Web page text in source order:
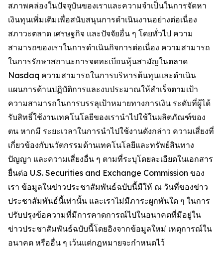
สภาพคล่องในปัจจุบันของเราและความจำเป็นในการจัดหา
เงินทุนเพิ่มเติมเพื่อสนับสนุนการดำเนินงานอย่างต่อเนื่อง
สภาวะตลาด เศรษฐกิจ และปัจจัยอื่น ๆ โดยทั่วไป ความ
สามารถของเราในการดำเนินกิจการต่อเนื่อง ความสามารถ
ในการรักษาสถานะการจดทะเบียนหุ้นสามัญในตลาด
Nasdaq ความสามารถในการบริหารต้นทุนและดำเนิน
แผนการด้านปฏิบัติการและงบประมาณให้สำเร็จตามเป้า
ความสามารถในการบรรลุเป้าหมายทางการเงิน ระดับที่ผู้ได้
รับสิทธิ์ใช้งานเทคโนโลยีของเรานำไปใช้ในผลิตภัณฑ์ของ
ตน หากมี ระยะเวลาในการนำไปใช้งานดังกล่าว ความเสี่ยงที่
เกี่ยวข้องกับนวัตกรรมด้านเทคโนโลยีและทรัพย์สินทาง
ปัญญา และความเสี่ยงอื่น ๆ ตามที่ระบุโดยละเอียดในเอกสาร
ยื่นต่อ U.S. Securities and Exchange Commission ของ
เรา ข้อมูลในข่าวประชาสัมพันธ์ฉบับนี้มีให้ ณ วันที่ของข่าว
ประชาสัมพันธ์นี้เท่านั้น และเราไม่มีภาระผูกพันใด ๆ ในการ
ปรับปรุงข้อความที่มีการคาดการณ์ไปในอนาคตที่มีอยู่ใน
ข่าวประชาสัมพันธ์ฉบับนี้โดยอิงจากข้อมูลใหม่ เหตุการณ์ใน
อนาคต หรืออื่น ๆ เว้นแต่กฎหมายจะกำหนดไว้